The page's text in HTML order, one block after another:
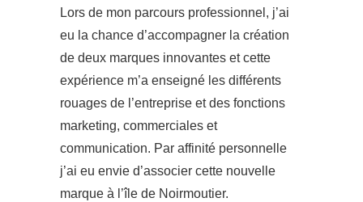
Lors de mon parcours professionnel, j’ai
eu la chance d’accompagner la création
de deux marques innovantes et cette
expérience m’a enseigné les différents
rouages de l’entreprise et des fonctions
marketing, commerciales et
communication. Par affinité personnelle
j’ai eu envie d’associer cette nouvelle
marque à l’île de Noirmoutier.